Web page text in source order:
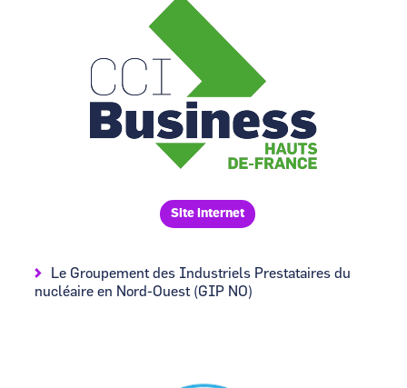
Site internet
Le Groupement des Industriels Prestataires du
nucléaire en Nord-Ouest (GIP NO)